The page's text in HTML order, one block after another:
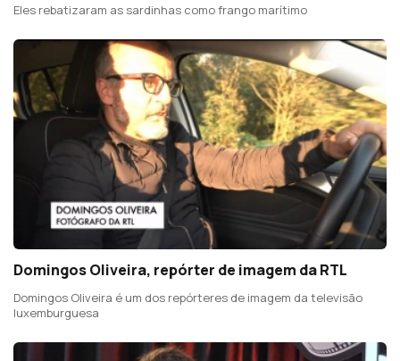
Eles rebatizaram as sardinhas como frango marítimo
Domingos Oliveira, repórter de imagem da RTL
Domingos Oliveira é um dos repórteres de imagem da televisão
luxemburguesa